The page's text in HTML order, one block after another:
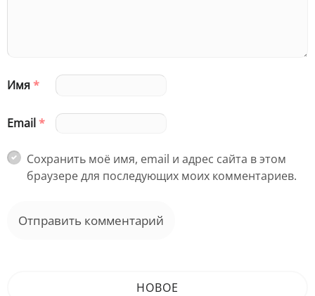
Имя*
Email*
Сохранить моё имя, email и адрес сайта в этом
браузере для последующих моих комментариев.
НОВОЕ